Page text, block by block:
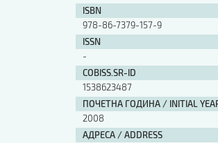
ISBN
978-86-7379-157-9
ISSN
-
COBISS.SR-ID
1538623487
ПОЧЕТНА ГОДИНА / INITIAL
2008
АДРЕСА / ADDRESS